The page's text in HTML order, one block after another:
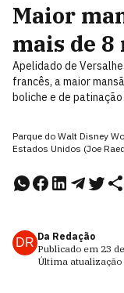
Maior
mais de
Apelidado de
francês, a maior
boliche e de
Parque do Walt Disney
Estados Unidos (Joe
DR Da Redação
Publicado em 23
Última atualização